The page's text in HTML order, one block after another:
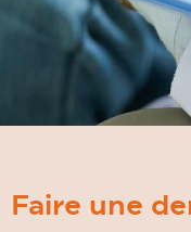
Faire une